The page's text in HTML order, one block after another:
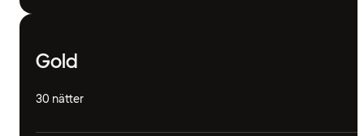
Gold
30 nätter